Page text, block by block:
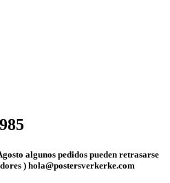
algunos pedidos pueden retrasarse
) hola@postersverkerke.com